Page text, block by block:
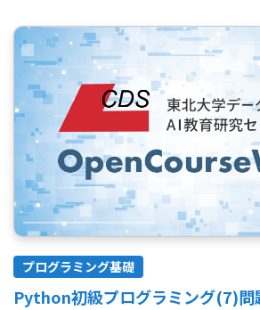
プログラミング基礎
Python初級プログラミング(7)問